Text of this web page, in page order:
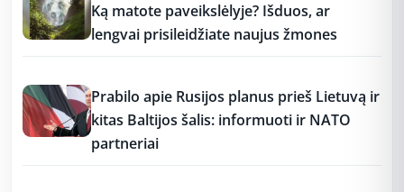
Ką matote paveikslėlyje? Išduos, ar
lengvai prisileidžiate naujus žmones
Prabilo apie Rusijos planus prieš Lietuvą ir
kitas Baltijos šalis: informuoti ir NATO
partneriai